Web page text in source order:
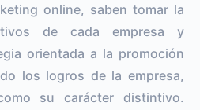
online, saben tomar la
de cada empresa y
orientada a la promoción
los logros de la empresa,
su carácter distintivo.